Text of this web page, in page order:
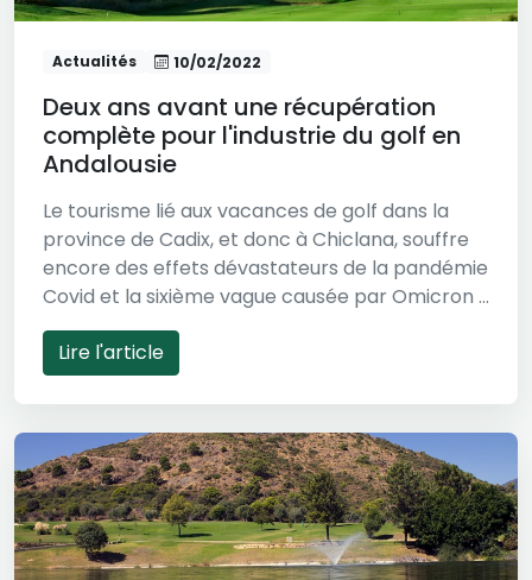
Actualités 10/02/2022
Deux ans avant une récupération
complète pour l'industrie du golf en
Andalousie
Le tourisme lié aux vacances de golf dans la
province de Cadix, et donc à Chiclana, souffre
encore des effets dévastateurs de la pandémie
Covid et la sixième vague causée par Omicron ...
Lire l'article